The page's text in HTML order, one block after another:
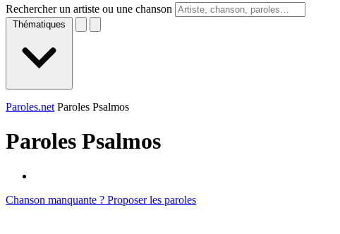
Rechercher un artiste ou une chanson
Thématiques
Paroles.net Paroles Psalmos
Paroles Psalmos
Chanson manquante ? Proposer les paroles